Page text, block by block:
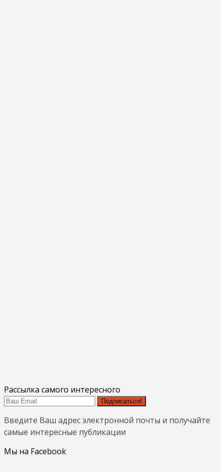
Рассылка самого интересного
Подписаться!
Введите Ваш адрес электронной почты и получайте
самые интересные публикации
Мы на Facebook